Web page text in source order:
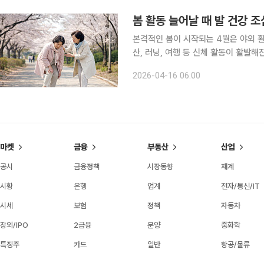
봄 활동 늘어날 때 발 건강 조
본격적인 봄이 시작되는 4월은 야외
산, 러닝, 여행 등 신체 활동이 활발해
니어일수록 주의가 요구된다. 족저근
2026-04-16 06:00
마켓
공시
시황
시세
장외/IPO
특징주
금융
금융정책
은행
보험
2금융
카드
부동산
시장동향
업계
정책
분양
일반
산업
재계
전자/통신/IT
자동차
중화학
항공/물류